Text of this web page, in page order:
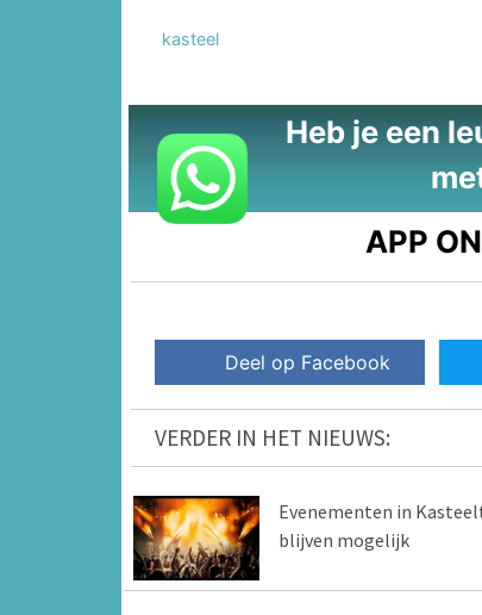
kasteel
Heb je een
APP
Deel op Facebook
VERDER IN HET NIEUWS:
Evenementen in
blijven mogelijk